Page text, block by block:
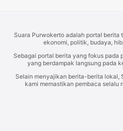
Suara Purwokerto adalah portal
ekonomi, politik, budaya,
Sebagai portal berita yang fokus pada
yang berdampak langsung pada
Selain menyajikan berita-berita lokal,
kami memastikan pembaca selalu